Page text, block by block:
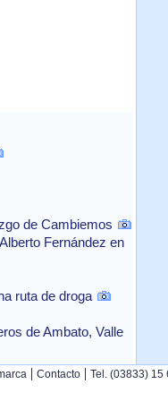
de Cambiemos
Fernández en
ruta de droga
de Ambato, Valle
| Contacto | Tel. (03833) 15